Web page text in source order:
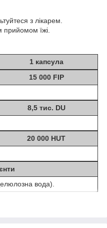
з лікарем.
прийомом їжі.
1 капсула
15 000 FIP
8,5 тис. DU
20 000 HUT
вода).